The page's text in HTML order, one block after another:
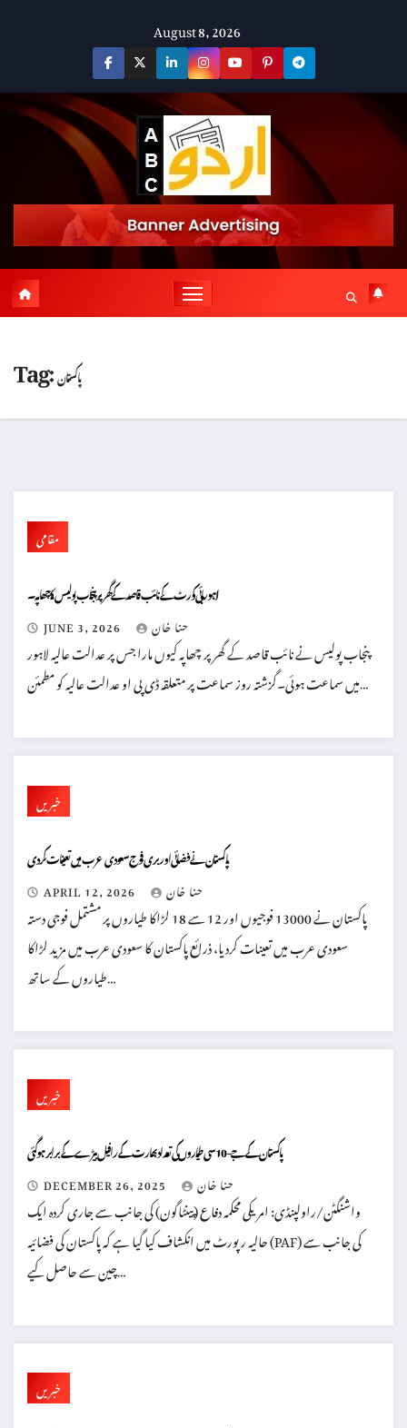
August 8, 2026
Tag:پاکستان
مقامی
لاہورہائی کورٹ کے نائب قاصد کے گھر پر پنجاب پولیس کا چھاپہ۔
JUNE 3, 2026
حنا خان
پنجاب پولیس نے نائب قاصد کے گھر پر چھاپہ کیوں مارا جس پر عدالت عالیہ لاہور
میں سماعت ہوئی۔گزشتہ روز سماعت پر متعلقہ ڈی پی او عدالت عالیہ کو مطمئن…
خبریں
پاکستان نے فضائی اور بری فوج سعودی عرب میں تعینات کردی
APRIL 12, 2026
حنا خان
پاکستان نے 13000 فوجیوں اور 12 سے 18 لڑاکا طیاروں پر مشتمل فوجی دستہ
سعودی عرب میں تعینات کردیا، ذرائع پاکستان کا سعودی عرب میں مزید لڑاکا
طیاروں کے ساتھ…
خبریں
پاکستان کے جے-10 سی طیاروں کی تعداد بھارت کے رافیل بیڑے کے برابر ہوگئی
DECEMBER 26, 2025
حنا خان
واشنگٹن/راولپنڈی: امریکی محکمہ دفاع (پینٹاگون) کی جانب سے جاری کردہ ایک
حالیہ رپورٹ میں انکشاف کیا گیا ہے کہ پاکستان کی فضائیہ (PAF) کی جانب سے
چین سے حاصل کیے…
خبریں